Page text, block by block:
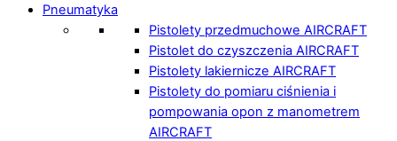
Pneumatyka
Pistolety przedmuchowe AIRCRAFT
Pistolet do czyszczenia AIRCRAFT
Pistolety lakiernicze AIRCRAFT
Pistolety do pomiaru ciśnienia i
pompowania opon z manometrem
AIRCRAFT